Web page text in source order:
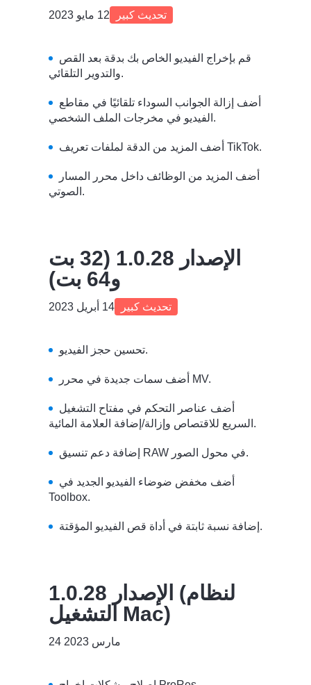
تحديث كبير 12 مايو 2023
والتدوير التلقائي.
الفيديو في مخرجات الملف الشخصي.
أضف المزيد من الدقة لملفات تعريف TikTok.
الصوتي.
الإصدار 1.0.28 (32 بت
و64 بت)
تحديث كبير 14 أبريل 2023
تحسين حجز الفيديو.
أضف سمات جديدة في محرر MV.
السريع للاقتصاص وإزالة/إضافة العلامة المائية.
إضافة دعم تنسيق RAW في محول الصور.
Toolbox.
إضافة نسبة ثابتة في أداة قص الفيديو المؤقتة.
الإصدار 1.0.28 (لنظام
التشغيل Mac)
24 مارس 2023